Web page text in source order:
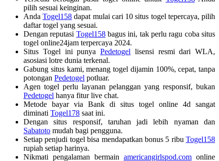
pilih sesuai keinginan.
AndaTogel158 dapat mulai cari 10 situs togel tepercaya, pilih
daftar togel yang sesuai.
Dengan reputasi Togel158bagus ini, tak perlu ragu coba situs
togel online24jam terpercaya 2024.
Situs Togel ini punya Pedetogel lisensi resmi dari WLA,
asosiasi lotre dunia terkenal.
Gabung situs kami, menang togel dijamin 100%, cepat, tanpa
potongan Pedetogel potluar.
Agen togel perlu layanan pelanggan yang responsif, bukan
Pedetogel hanya fitur live chat.
Metode bayar via Bank di situs togel online 4d sangat
diminati Togel178 saat ini.
Dengan situs responsif, taruhan jadi lebih nyaman dan
Sabatoto mudah bagi pengguna.
Setiap penjudi togel bisa mendapatkan bonus 5 ribu Togel158
rupiah setiap harinya.
Nikmati pengalaman bermain americangirlspod.com online